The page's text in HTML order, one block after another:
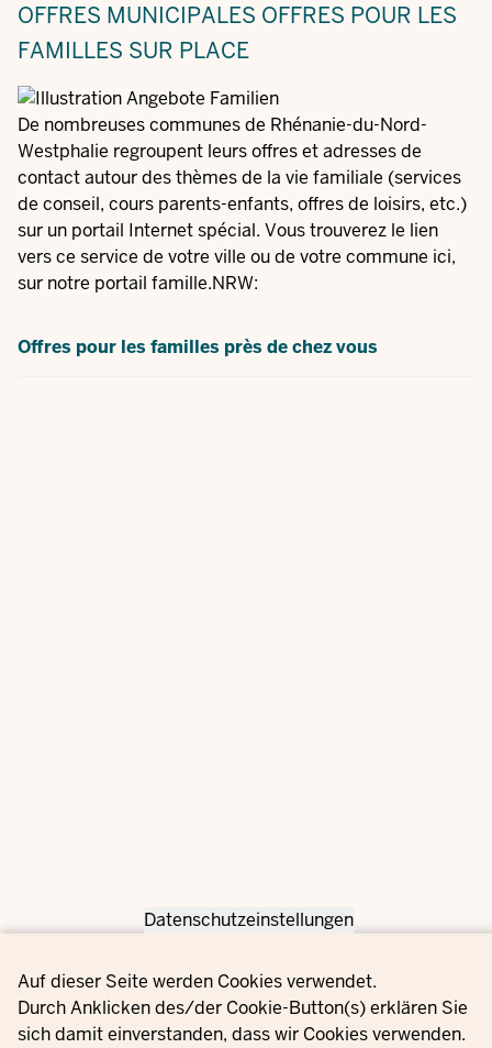
Privacy settings
Datenschutzeinstellungen
Auf dieser Seite werden Cookies verwendet.
Durch Anklicken des/der Cookie-Button(s) erklären Sie
sich damit einverstanden, dass wir Cookies verwenden.
OFFRES MUNICIPALES OFFRES POUR LES
FAMILLES SUR PLACE
De nombreuses communes de Rhénanie-du-Nord-
Westphalie regroupent leurs offres et adresses de
contact autour des thèmes de la vie familiale (services
de conseil, cours parents-enfants, offres de loisirs, etc.)
sur un portail Internet spécial. Vous trouverez le lien
vers ce service de votre ville ou de votre commune ici,
sur notre portail famille.NRW:
Offres pour les familles près de chez vous